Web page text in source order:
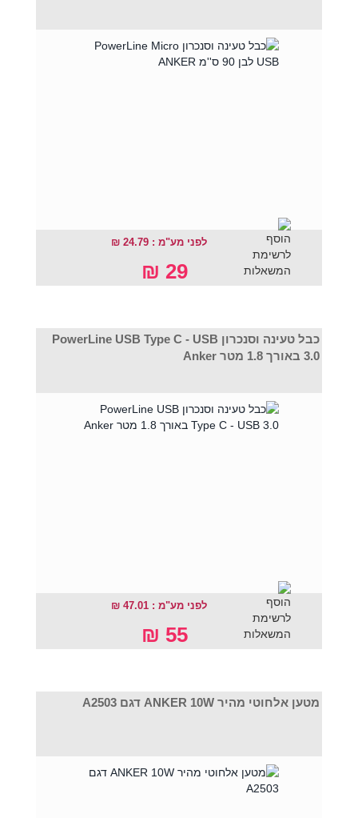
לפני מע"מ : 24.79 ₪
29 ₪
כבל טעינה וסנכרון PowerLine USB Type C - USB
3.0 באורך 1.8 מטר Anker
לפני מע"מ : 47.01 ₪
55 ₪
מטען אלחוטי מהיר ANKER 10W דגם A2503